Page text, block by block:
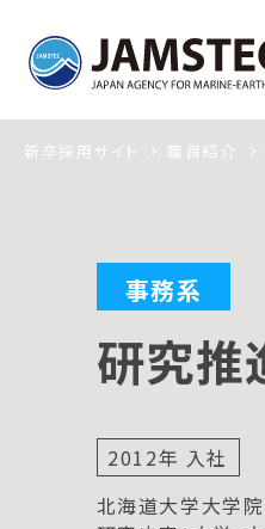
新卒採用サイト 職員紹介
事務系
研究推
2012年 入社
北海道大学大学院